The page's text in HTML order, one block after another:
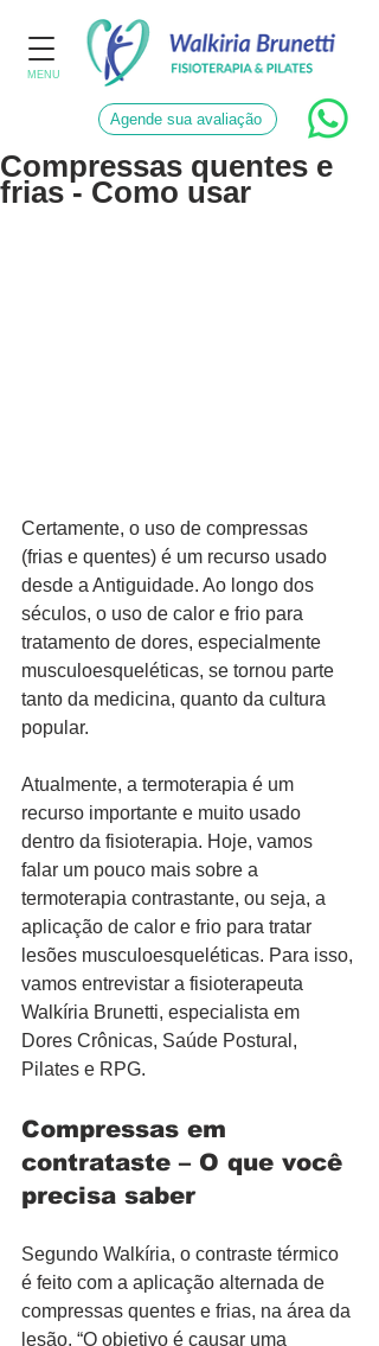
MENU
Agende sua avaliação
Compressas quentes e
frias - Como usar
Certamente, o uso de compressas
(frias e quentes) é um recurso usado
desde a Antiguidade. Ao longo dos
séculos, o uso de calor e frio para
tratamento de dores, especialmente
musculoesqueléticas, se tornou parte
tanto da medicina, quanto da cultura
popular.
Atualmente, a termoterapia é um
recurso importante e muito usado
dentro da fisioterapia. Hoje, vamos
falar um pouco mais sobre a
termoterapia contrastante, ou seja, a
aplicação de calor e frio para tratar
lesões musculoesqueléticas. Para isso,
vamos entrevistar a fisioterapeuta
Walkíria Brunetti, especialista em
Dores Crônicas, Saúde Postural,
Pilates e RPG.
Compressas em
contrataste – O que você
precisa saber
Segundo Walkíria, o contraste térmico
é feito com a aplicação alternada de
compressas quentes e frias, na área da
lesão. “O objetivo é causar uma